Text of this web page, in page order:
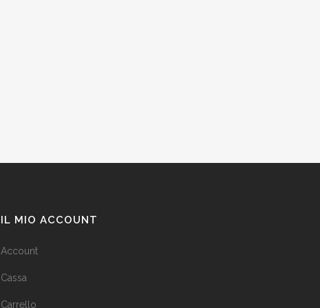
IL MIO ACCOUNT
Account
Cassa
Carrello